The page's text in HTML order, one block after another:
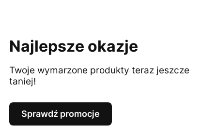
Najlepsze okazje
Twoje wymarzone produkty teraz jeszcze
taniej!
Sprawdź promocje